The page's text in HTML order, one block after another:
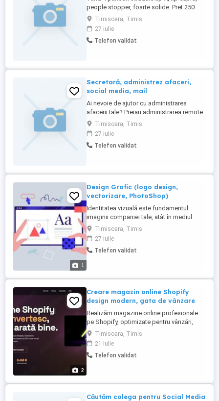
people stopper, foarte solide. Pret 250
RON bucata Timisoara.
Timisoara, Timis
27 iulie
Telefon validat
Secretară, administrez afaceri,
social media, mail
Ai nevoie de ajutor cu administrarea
afacerii tale? Preiau administrarea remote
a conturilor de social media și a sarcinilor
care îți consumă timpul. Servicii oferite:
Administrare conturi Facebook,
Instagram, TikTok și altele. Publicarea și
Timisoara, Timis
27 iulie
Telefon validat
1
Design Grafic (logo design,
vectorizare, PhotoShop)
Identitatea vizuală este fundamentul
imaginii companiei tale, atât în mediul
online, cât și în cel fizic. Indiferent dacă ai
nevoie de un logo memorabil sau de
materiale publicitare complexe, îți
garantez un rezultat de înaltă calitate,
Timisoara, Timis
27 iulie
Telefon validat
2
Creare magazin online Shopify
design modern, gata de vânzare
Realizăm magazine online profesionale
pe Shopify, optimizate pentru vânzări,
telefon și Google. Ne ocupăm de tot ce ai
nevoie pentru lansare: design modern și
responsive pagini importante: Acasă,
Produse, Contact, Despre noi adăugare
Timisoara, Timis
21 iulie
Telefon validat
Căutăm colega pentru Social Media